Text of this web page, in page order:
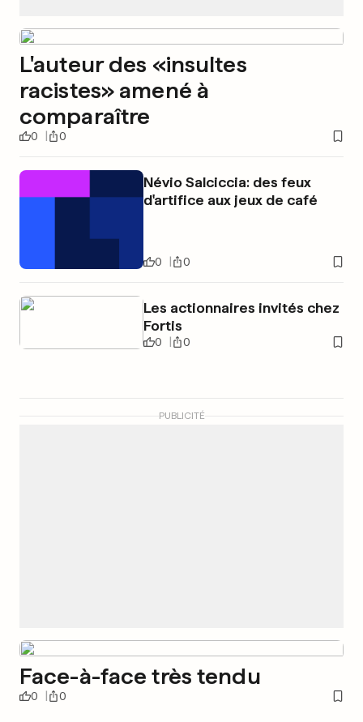
L'auteur des «insultes
racistes» amené à
comparaître
0 0
Névio Salciccia: des feux
d'artifice aux jeux de café
0 0
Les actionnaires invités chez
Fortis
0 0
PUBLICITÉ
Face-à-face très tendu
0 0